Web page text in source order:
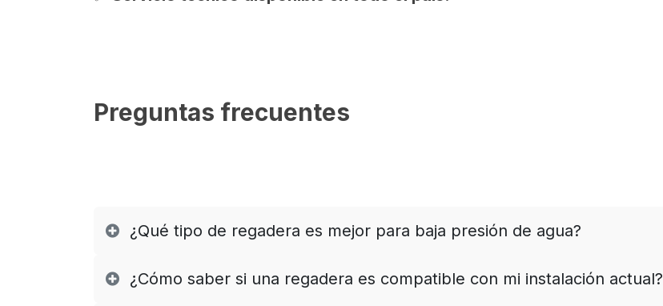
Preguntas frecuentes
¿Qué tipo de regadera es mejor para baja presión de agua?
¿Cómo saber si una regadera es compatible con mi instalación actual?